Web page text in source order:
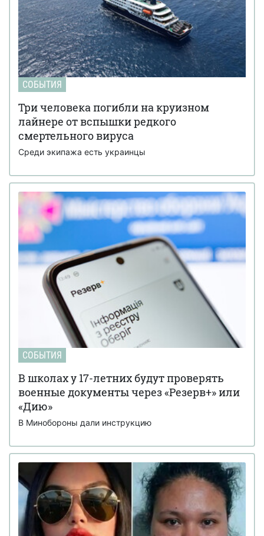
СОБЫТИЯ
Три человека погибли на круизном
лайнере от вспышки редкого
смертельного вируса
Среди экипажа есть украинцы
СОБЫТИЯ
В школах у 17-летних будут проверять
военные документы через «Резерв+» или
«Дию»
В Минобороны дали инструкцию